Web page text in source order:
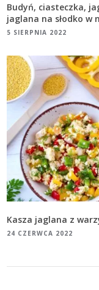
Budyń, ciasteczka,
jaglana na słodko w
5 SIERPNIA 2022
Kasza jaglana z
24 CZERWCA 2022